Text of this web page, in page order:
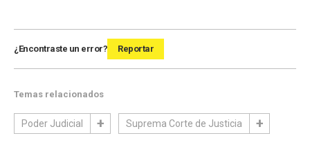
¿Encontraste un error? Reportar
Temas relacionados
Poder Judicial Suprema Corte de Justicia